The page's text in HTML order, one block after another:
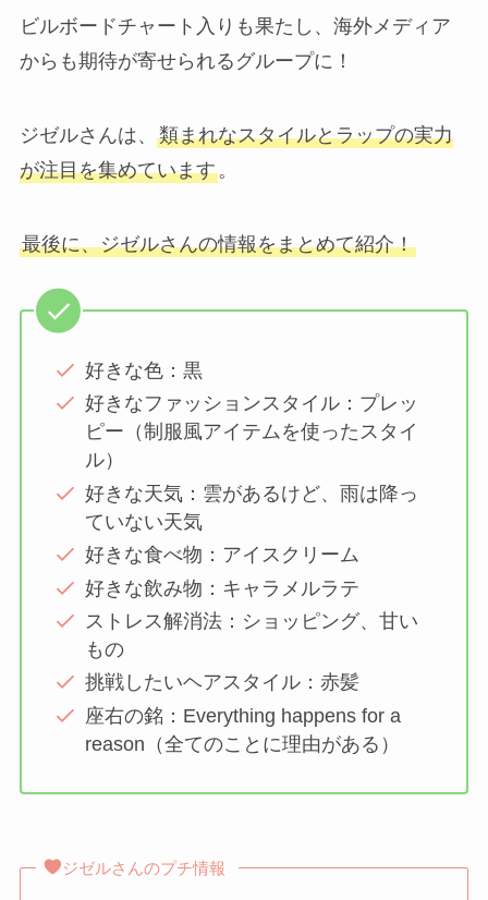
ビルボードチャート入りも果たし、海外メディア
からも期待が寄せられるグループに！
ジゼルさんは、 類まれなスタイルとラップの実力
が注目を集めています。
最後に、ジゼルさんの情報をまとめて紹介！
好きな色：黒
好きなファッションスタイル：プレッ
ピー（制服風アイテムを使ったスタイ
ル）
好きな天気：雲があるけど、雨は降っ
ていない天気
好きな食べ物：アイスクリーム
好きな飲み物：キャラメルラテ
ストレス解消法：ショッピング、甘い
もの
挑戦したいヘアスタイル：赤髪
座右の銘：Everything happens for a
reason（全てのことに理由がある）
ジゼルさんのプチ情報